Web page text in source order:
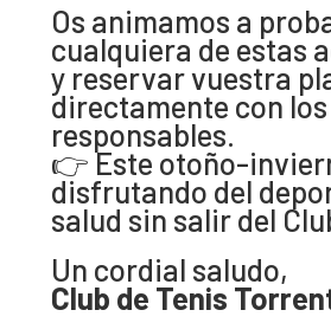
Os animamos a
cualquiera de estas
y reservar vuestra
directamente con los
responsables.
👉 Este otoño-
disfrutando del
salud sin salir del
Un cordial saludo,
Club de Tenis